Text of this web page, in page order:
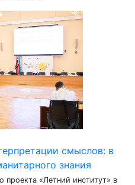
смыслов: в
знания
«Летний институт» в